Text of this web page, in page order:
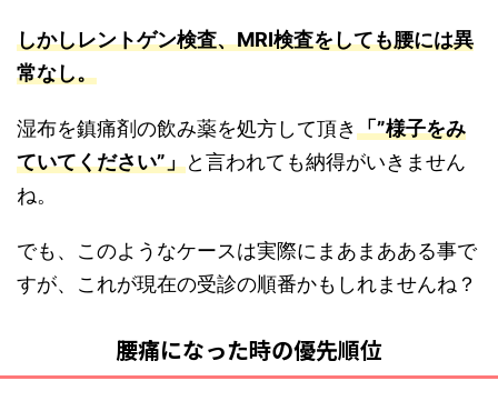
しかしレントゲン検査、MRI検査をしても腰には異
常なし。
湿布を鎮痛剤の飲み薬を処方して頂き「”様子をみ
ていてください”」と言われても納得がいきません
ね。
でも、このようなケースは実際にまあまあある事で
すが、これが現在の受診の順番かもしれませんね？
腰痛になった時の優先順位